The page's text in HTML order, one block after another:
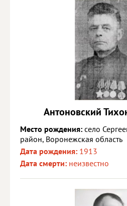
Антоновский
Место рождения: село
район, Воронежская область
Дата рождения: 1913
Дата смерти: неизвестно